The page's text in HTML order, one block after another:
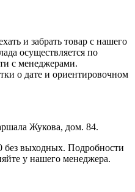
и забрать товар с нашего
осуществляется по
с менеджерами.
о дате и ориентировочном
Жукова, дом. 84.
без выходных. Подробности
у нашего менеджера.